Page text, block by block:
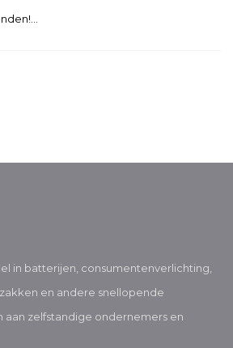
in batterijen, consumentenverlichting,
en andere snellopende
aan zelfstandige ondernemers en